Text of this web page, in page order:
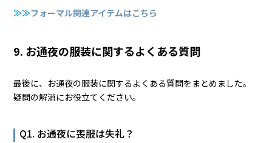
≫≫フォーマル関連アイテムはこちら
9. お通夜の服装に関するよくある質問
最後に、お通夜の服装に関するよくある質問をまとめました。
疑問の解消にお役立てください。
Q1. お通夜に喪服は失礼？